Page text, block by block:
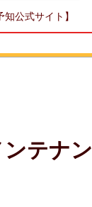
公式サイト】
テナン